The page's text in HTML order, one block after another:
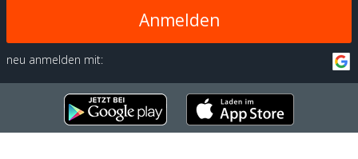
Anmelden
neu anmelden mit: